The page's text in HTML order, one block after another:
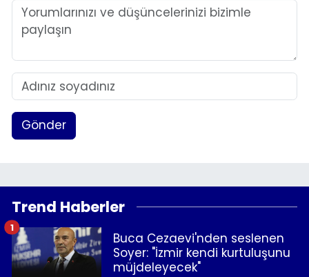
Gönder
Trend Haberler
Buca Cezaevi'nden seslenen
Soyer: "İzmir kendi kurtuluşunu
müjdeleyecek"
1